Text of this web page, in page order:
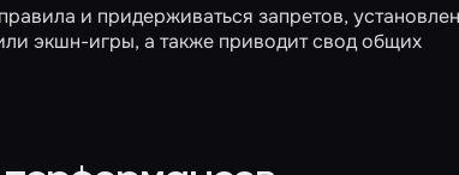
и придерживаться запретов,
экшн-игры, а также приводит свод общих